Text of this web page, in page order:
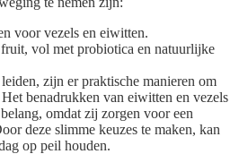
voor vezels en eiwitten.
vol met probiotica en natuurlijke
zijn er praktische manieren om
benadrukken van eiwitten en vezels
omdat zij zorgen voor een
deze slimme keuzes te maken, kan
op peil houden.